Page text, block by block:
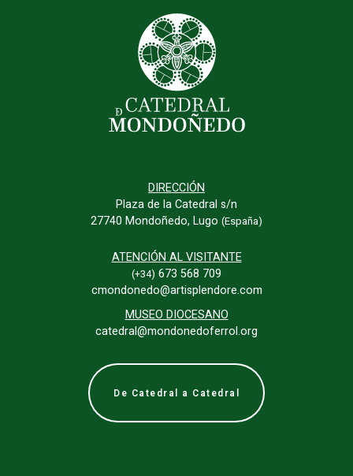
DIRECCIÓN
Plaza de la Catedral s/n
27740 Mondoñedo, Lugo (España)
ATENCIÓN AL VISITANTE
(+34) 673 568 709
cmondonedo@artisplendore.com
MUSEO DIOCESANO
catedral@mondonedoferrol.org
De Catedral a Catedral